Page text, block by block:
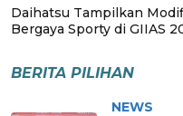
Daihatsu Tampilkan
Bergaya Sporty di GIIAS
BERITA PILIHAN
NEWS